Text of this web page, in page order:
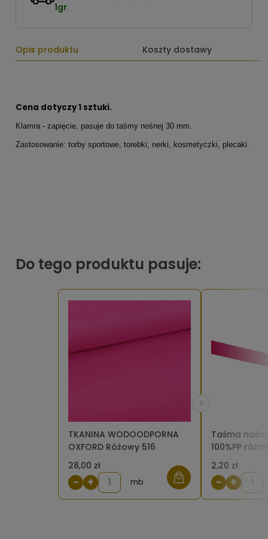
1gr.
Opis produktu Koszty dostawy
Cena dotyczy 1 sztuki.
Klamra - zapięcie, pasuje do taśmy nośnej 30 mm.
Zastosowanie: torby sportowe, torebki, nerki, kosmetyczki, plecaki.
Do tego produktu pasuje:
TKANINA WODOODPORNA
OXFORD Różowy 516
28,00 zł
− + mb
Taśma
100%PP
2,20 zł
− +